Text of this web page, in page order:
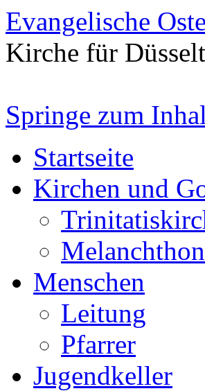
Evangelische
Kirche für
Springe zum
Startseite
Kirchen und
Menschen
Leitung
Pfarrer
Jugendkeller